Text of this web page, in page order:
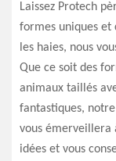
Laissez Protech
formes uniques et
les haies, nous
Que ce soit des
animaux taillés
fantastiques,
vous émerveillera
idées et vous